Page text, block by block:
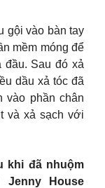
gội vào bàn tay
mềm móng để
đầu. Sau đó xả
dầu xả tóc đã
vào phần chân
và xả sạch với
khi đã nhuộm
House